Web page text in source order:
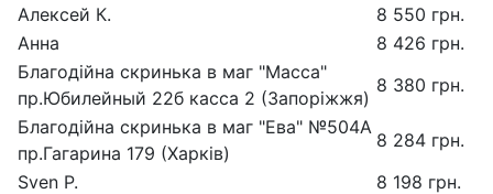
Алексей К.
8 550 грн.
Анна
8 426 грн.
Благодійна скринька в маг "Масса"
пр.Юбилейный 22б касса 2 (Запоріжжя)
8 380 грн.
Благодійна скринька в маг "Ева" №504А
пр.Гагарина 179 (Харків)
8 284 грн.
Sven P.
8 198 грн.